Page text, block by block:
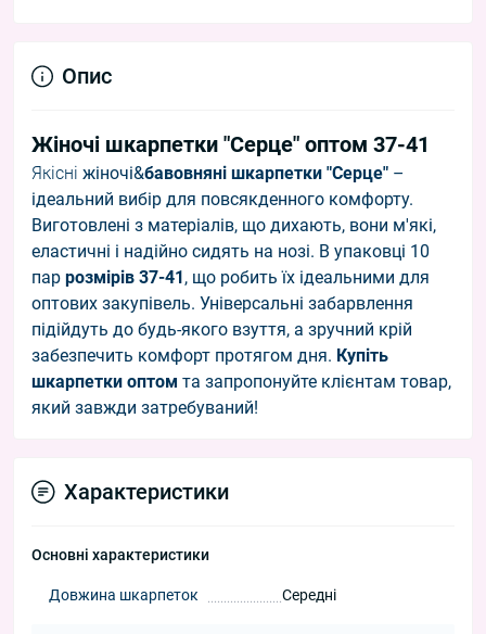
Опис
Жіночі шкарпетки "Серце" оптом 37-41
Якісні жіночі&бавовняні шкарпетки "Серце" –
ідеальний вибір для повсякденного комфорту.
Виготовлені з матеріалів, що дихають, вони м'які,
еластичні і надійно сидять на нозі. В упаковці 10
пар розмірів 37-41 , що робить їх ідеальними для
оптових закупівель. Універсальні забарвлення
підійдуть до будь-якого взуття, а зручний крій
забезпечить комфорт протягом дня. Купіть
шкарпетки оптом та запропонуйте клієнтам товар,
який завжди затребуваний!
Характеристики
Основні характеристики
Довжина шкарпеток Середні